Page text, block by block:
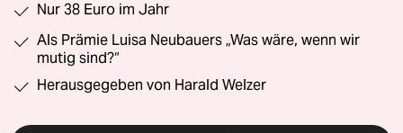
Nur 38 Euro im Jahr
Als Prämie Luisa Neubauers „Was wäre, wenn wir
mutig sind?“
Herausgegeben von Harald Welzer